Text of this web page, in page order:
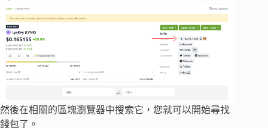
然後在相關的區塊瀏覽器中搜索它，您就可以開始尋找
錢包了。